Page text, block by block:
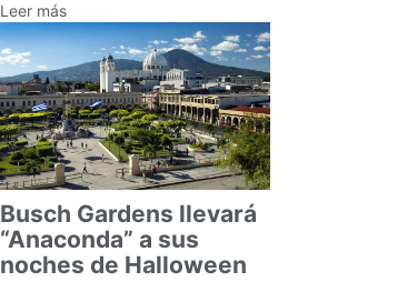
Leer más
Busch Gardens llevará
“Anaconda” a sus
noches de Halloween